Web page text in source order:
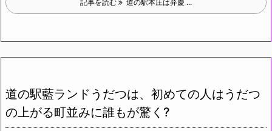
記事を読む 道の駅本庄は弁慶 ...
道の駅藍ランドうだつは、初めての人はうだつ
の上がる町並みに誰もが驚く?